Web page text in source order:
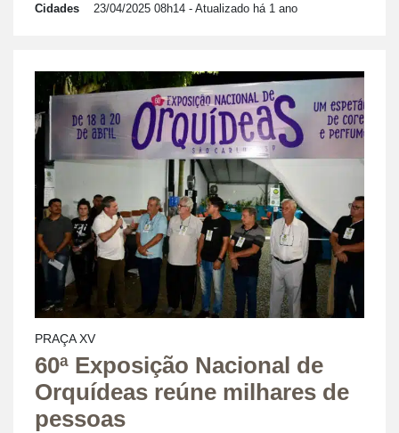
Cidades 23/04/2025 08h14 - Atualizado há 1 ano
PRAÇA XV
60ª Exposição Nacional de
Orquídeas reúne milhares de
pessoas